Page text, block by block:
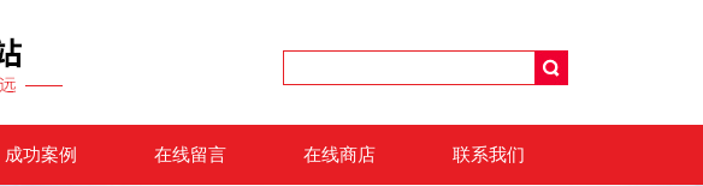
成功案例 在线留言 在线商店 联系我们